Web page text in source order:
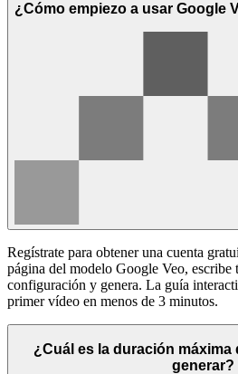
¿Cómo empiezo a usar Google
Regístrate para obtener una cuenta
página del modelo Google Veo, escribe
configuración y genera. La guía
primer vídeo en menos de 3 minutos.
¿Cuál es la duración
generar?